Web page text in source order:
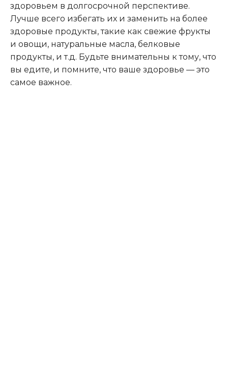
здоровьем в долгосрочной перспективе.
Лучше всего избегать их и заменить на более
здоровые продукты, такие как свежие фрукты
и овощи, натуральные масла, белковые
продукты, и т.д. Будьте внимательны к тому, что
вы едите, и помните, что ваше здоровье — это
самое важное.